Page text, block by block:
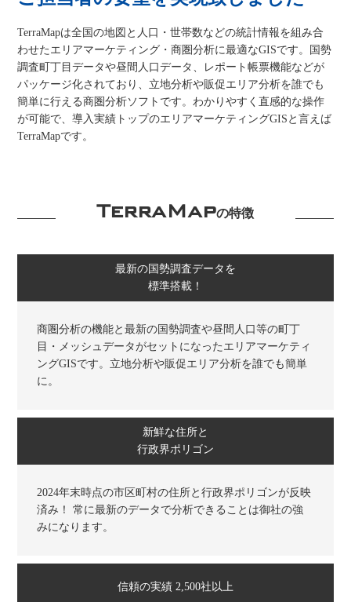
TerraMapは全国の地図と人口・世帯数などの統計情報を組み合
わせたエリアマーケティング・商圏分析に最適なGISです。国勢
調査町丁目データや昼間人口データ、レポート帳票機能などが
パッケージ化されており、立地分析や販促エリア分析を誰でも
簡単に行える商圏分析ソフトです。わかりやすく直感的な操作
が可能で、導入実績トップのエリアマーケティングGISと言えば
TerraMapです。
TerraMapの特徴
最新の国勢調査データを
標準搭載！
商圏分析の機能と最新の国勢調査や昼間人口等の町丁
目・メッシュデータがセットになったエリアマーケティ
ングGISです。立地分析や販促エリア分析を誰でも簡単
に。
新鮮な住所と
行政界ポリゴン
2024年末時点の市区町村の住所と行政界ポリゴンが反映
済み！ 常に最新のデータで分析できることは御社の強
みになります。
信頼の実績 2,500社以上